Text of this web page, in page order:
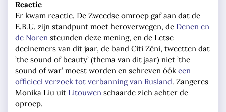
Reactie
Er kwam reactie. De Zweedse omroep gaf aan dat de
E.B.U. zijn standpunt moet heroverwegen, de Denen en
de Noren steunden deze mening, en de Letse
deelnemers van dit jaar, de band Citi Zēni, tweetten dat
’the sound of beauty’ (thema van dit jaar) niet ’the
sound of war’ moest worden en schreven óók een
officieel verzoek tot verbanning van Rusland. Zangeres
Monika Liu uit Litouwen schaarde zich achter de
oproep.